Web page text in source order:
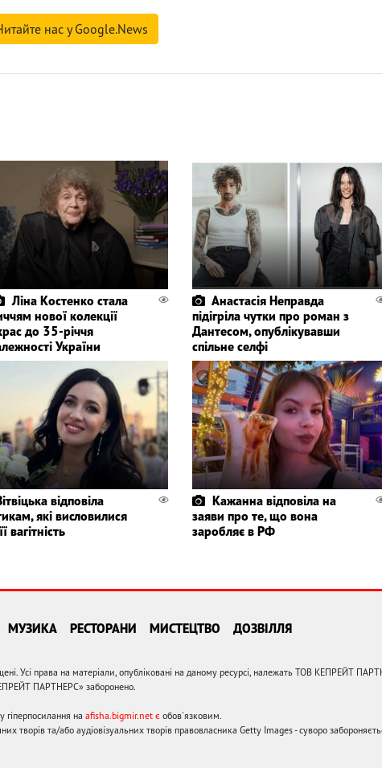
нас у Google.News
Ліна Костенко стала
нової колекції
до 35-річчя
України
Анастасія Неправда
підігріла чутки про роман з
Дантесом, опублікувавши
спільне селфі
відповіла
які висловилися
вагітність
Кажанна відповіла на
заяви про те, що вона
заробляє в РФ
МУЗИКА РЕСТОРАНИ МИСТЕЦТВО ДОЗВІЛЛЯ
Усі права на матеріали, опубліковані на даному ресурсі, належать ТОВ КЕПРЕЙТ
ПАРТНЕРС» заборонено.
гіперпосилання на afisha.bigmir.net є обов'язковим.
творів та/або аудіовізуальних творів правовласника Getty Images - суворо